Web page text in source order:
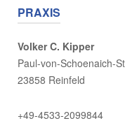
PRAXIS
Volker C. Kipper
Paul-von-Schoenaich-
23858 Reinfeld
+49-4533-2099844